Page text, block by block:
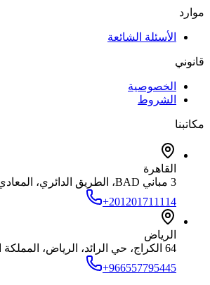
موارد
الأسئلة الشائعة
قانوني
الخصوصية
الشروط
مكاتبنا
القاهرة
3 مباني BAD، الطريق الدائري، المعادي، القاهرة، مصر
+201201711114
الرياض
64 الكراج، حي الرائد، الرياض، المملكة العربية السعودية
+966557795445